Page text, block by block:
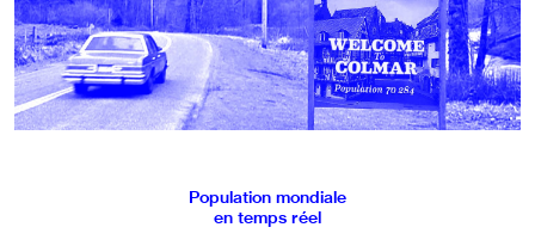
Population mondiale
en temps réel